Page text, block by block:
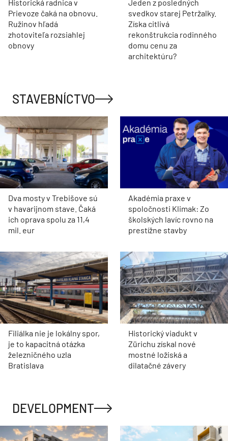
Historická radnica v
Prievoze čaká na obnovu.
Ružinov hľadá
zhotoviteľa rozsiahlej
obnovy
Jeden z posledných
svedkov starej Petržalky.
Získa citlivá
rekonštrukcia rodinného
domu cenu za
architektúru?
STAVEBNÍCTVO
Dva mosty v Trebišove sú
v havarijnom stave. Čaká
ich oprava spolu za 11,4
mil. eur
Akadémia praxe v
spoločnosti Klimak: Zo
školských lavíc rovno na
prestížne stavby
Filiálka nie je lokálny spor,
je to kapacitná otázka
železničného uzla
Bratislava
Historický viadukt v
Zürichu získal nové
mostné ložiská a
dilatačné závery
DEVELOPMENT